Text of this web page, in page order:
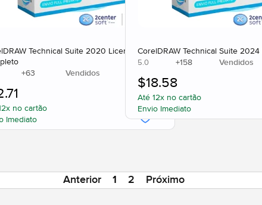
Technical Suite 2020 Licença
+63 Vendidos
no cartão
Imediato
CorelDRAW Technical Suite
5.0 +158 Vendidos
Até 12x no cartão
Envio Imediato
$18.58
Anterior 1 2 Próximo